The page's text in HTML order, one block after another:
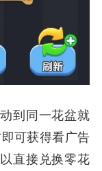
到同一花盆就
可获得看广告
直接兑换零花